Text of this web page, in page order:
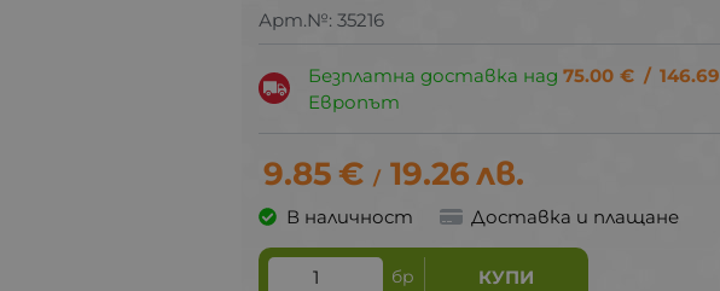
Арт.№: 35216
Безплатна доставка над75.00 € / 146.69
Европът
9.85€ / 19.26лв.
В наличност Доставка и плащане
бр КУПИ